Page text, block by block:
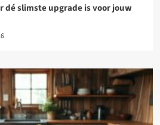
dé slimste upgrade is voor jouw